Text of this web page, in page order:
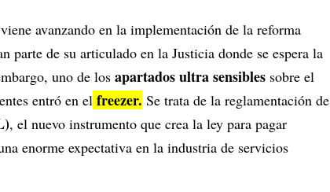
avanzando en la implementación de la reforma
parte de su articulado en la Justicia donde se espera la
uno de los apartados ultra sensibles sobre el
entró en el freezer. Se trata de la reglamentación de
, el nuevo instrumento que crea la ley para pagar
enorme expectativa en la industria de servicios